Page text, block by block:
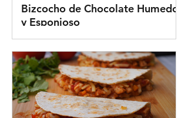
Bizcocho de Chocolate Humedo
y Esponjoso